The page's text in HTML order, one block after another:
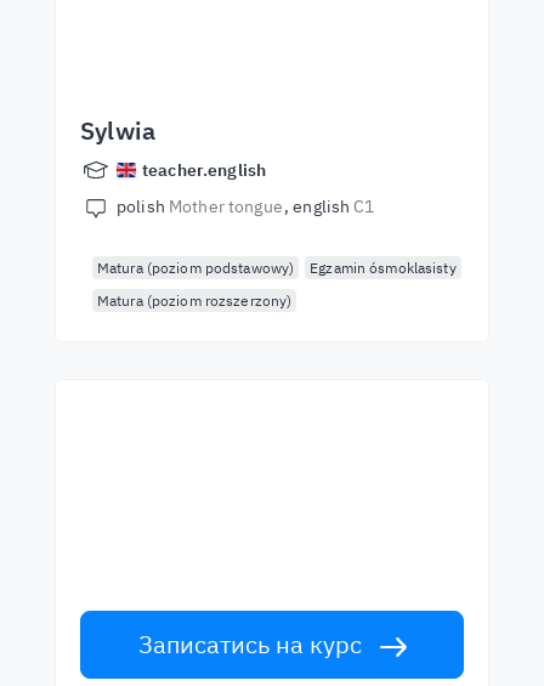
Sylwia
teacher.english
polish Mother tongue english C1
Matura (poziom podstawowy)
Egzamin ósmoklasisty
Matura (poziom rozszerzony)
Записатись на курс